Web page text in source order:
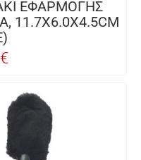
ΕΦΑΡΜΟΓΗΣ
11.7X6.0X4.5CM